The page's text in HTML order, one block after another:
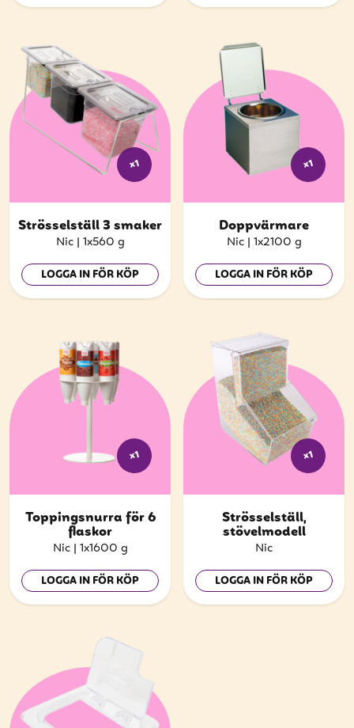
x1
Strösselställ 3 smaker
Nic | 1x560 g
LOGGA IN FÖR KÖP
x1
Doppvärmare
Nic | 1x2100 g
LOGGA IN FÖR KÖP
x1
Toppingsnurra för 6
flaskor
Nic | 1x1600 g
LOGGA IN FÖR KÖP
x1
Strösselställ,
stövelmodell
Nic
LOGGA IN FÖR KÖP